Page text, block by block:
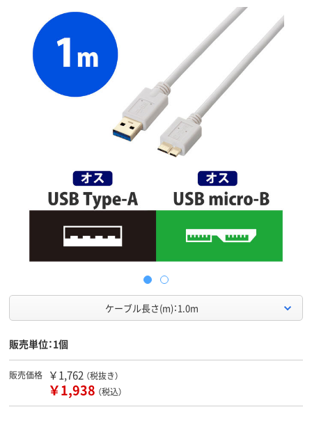
ケーブル長さ(m)：1.0m
販売単位：1個
販売価格 ￥1,762 （税抜き）
￥1,938 （税込）